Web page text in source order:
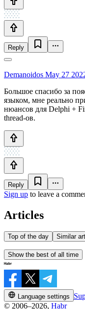
Reply
Demanoidos May 27
Большое спасибо за
языком, мне реально
нюансов для Delphi +
thread-ов.
Reply
Sign up to leave a
Articles
Top of the day Similar
Show the best of all time
Language settings
© 2006–2026, Habr